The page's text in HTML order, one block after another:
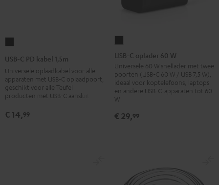
kabel
1,5m
Zwart
USB-C PD kabel 1,5m
Universele oplaadkabel voor alle
apparaten met USB-C oplaadpoort,
geschikt voor alle Teufel
producten met USB-C aansluiting
€ 14,99
C
oplader
60
W
USB-C oplader 60 W
Universele 60 W snellader met twee
poorten (USB-C 60 W / USB 7,5 W),
ideaal voor koptelefoons, laptops
en andere USB-C-apparaten tot 60
W
€ 29,99